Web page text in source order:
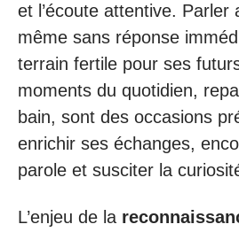
et l’écoute attentive. Parler
même sans réponse
terrain fertile pour ses
moments du quotidien,
bain, sont des occasions
enrichir ses échanges,
parole et susciter la
L’enjeu de la